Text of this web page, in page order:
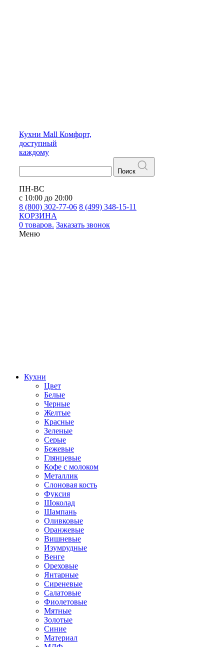
Кухни Mall Комфорт,
доступный
каждому
Поиск
ПН-ВС
с 10:00 до 20:00
8 (800) 302-77-06 8 (499) 348-15-11
КОРЗИНА
0 товаров. Заказать звонок
Меню
Кухни
Цвет
Белые
Черные
Желтые
Красные
Зеленые
Серые
Бежевые
Глянцевые
Кофе с молоком
Металлик
Слоновая кость
Фуксия
Шоколад
Шампань
Оливковые
Оранжевые
Вишневые
Изумрудные
Венге
Ореховые
Янтарные
Сиреневые
Салатовые
Фиолетовые
Мятные
Золотые
Синие
Материал